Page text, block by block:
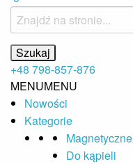
+48 798-857-876
MENUMENU
Nowości
Kategorie
Magnetyczne
Do kąpieli